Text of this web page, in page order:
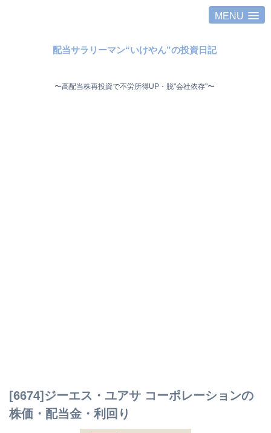
MENU
配当サラリーマン“いけやん”の投資日記 ​
〜高配当株再投資で不労所得UP・脱"会社依存"〜 ​
[6674]ジーエス・ユアサ コーポレーションの
株価・配当金・利回り